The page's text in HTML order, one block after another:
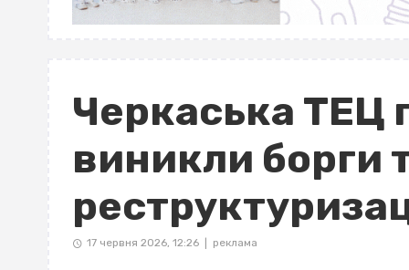
Черкаська ТЕЦ
виникли борги
17 червня 2026, 12:26 реклама